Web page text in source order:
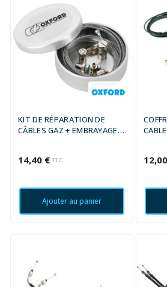
KIT DE RÉPARATION DE
CÂBLES GAZ + EMBRAYAGE
14,40 € TTC
Ajouter au panier